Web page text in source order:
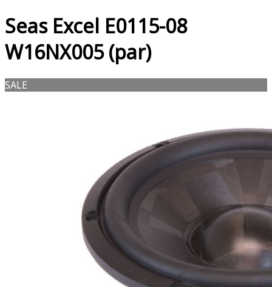
Seas Excel E0115-08
W16NX005 (par)
SALE